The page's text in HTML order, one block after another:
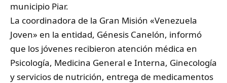
municipio Piar.
La coordinadora de la Gran Misión «Venezuela
Joven» en la entidad, Génesis Canelón, informó
que los jóvenes recibieron atención médica en
Psicología, Medicina General e Interna, Ginecología
y servicios de nutrición, entrega de medicamentos